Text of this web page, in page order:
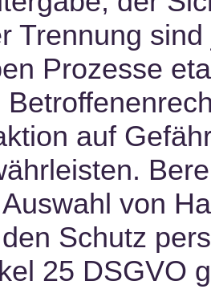
Trennung
Prozesse
auf
von
Schutz
25 DSGVO